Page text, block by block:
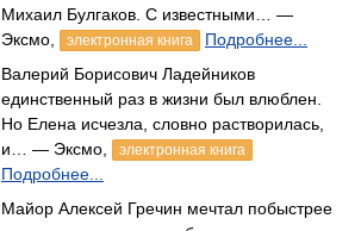
Михаил Булгаков. С известными… —
Эксмо,
электронная книга
Подробнее...
Валерий Борисович Ладейников
единственный раз в жизни был влюблен.
Но Елена исчезла, словно растворилась,
и… — Эксмо,
электронная книга
Подробнее...
Майор Алексей Гречин мечтал побыстрее